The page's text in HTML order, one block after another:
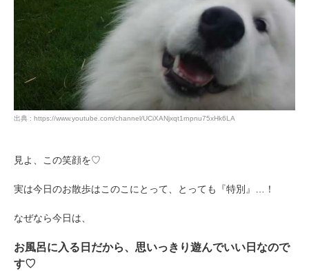
出典 : https://www.youtube.com/channel/UCiXANjxqt1rnpnu75xHk6LA
見よ、この笑顔を♡
実は今日のお散歩はこのこにとって、とっても『特別』…！
なぜなら今日は、
お風呂に入る日だから、思いっきり遊んでいい日なので
す♡